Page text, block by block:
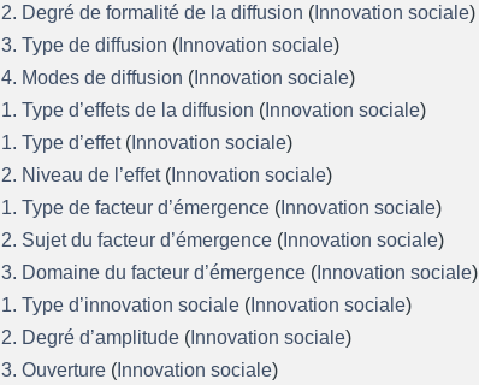
2. Degré de formalité de la diffusion ( Innovation sociale)
3. Type de diffusion ( Innovation sociale)
4. Modes de diffusion ( Innovation sociale)
1. Type d’effets de la diffusion ( Innovation sociale)
1. Type d’effet ( Innovation sociale)
2. Niveau de l’effet ( Innovation sociale)
1. Type de facteur d’émergence ( Innovation sociale)
2. Sujet du facteur d’émergence ( Innovation sociale)
3. Domaine du facteur d’émergence ( Innovation sociale)
1. Type d’innovation sociale ( Innovation sociale)
2. Degré d’amplitude ( Innovation sociale)
3. Ouverture ( Innovation sociale)